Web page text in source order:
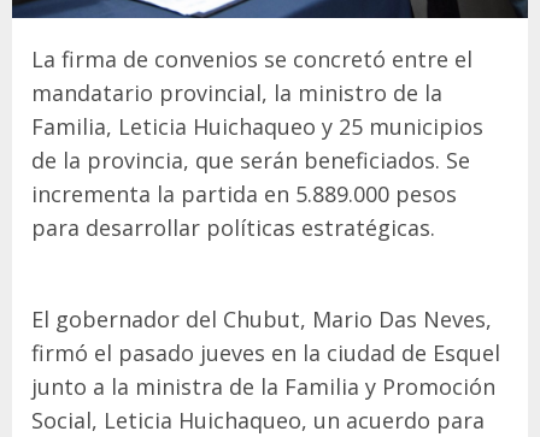
La firma de convenios se concretó entre el
mandatario provincial, la ministro de la
Familia, Leticia Huichaqueo y 25 municipios
de la provincia, que serán beneficiados. Se
incrementa la partida en 5.889.000 pesos
para desarrollar políticas estratégicas.
El gobernador del Chubut, Mario Das Neves,
firmó el pasado jueves en la ciudad de Esquel
junto a la ministra de la Familia y Promoción
Social, Leticia Huichaqueo, un acuerdo para